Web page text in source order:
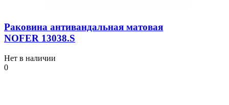
Раковина антивандальная матовая
NOFER 13038.S
Нет в наличии
0